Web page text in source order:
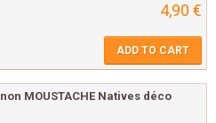
4,90 €
ADD TO CART
MOUSTACHE Natives déco